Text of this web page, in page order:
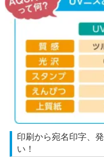
印刷から宛名印字、
い！